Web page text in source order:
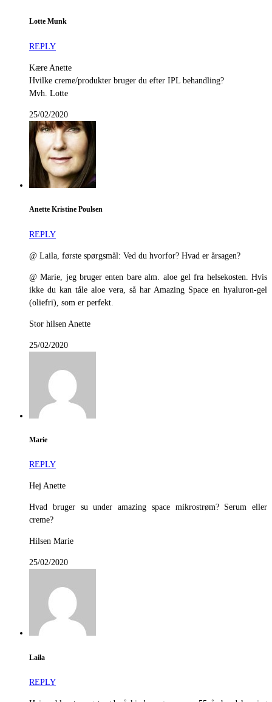
Lotte Munk
REPLY
Kære Anette
Hvilke creme/produkter bruger du efter IPL behandling?
Mvh. Lotte
25/02/2020
Anette Kristine Poulsen
REPLY
@ Laila, første spørgsmål: Ved du hvorfor? Hvad er årsagen?
@ Marie, jeg bruger enten bare alm. aloe gel fra helsekosten. Hvis
ikke du kan tåle aloe vera, så har Amazing Space en hyaluron-gel
(oliefri), som er perfekt.
Stor hilsen Anette
25/02/2020
Marie
REPLY
Hej Anette
Hvad bruger su under amazing space mikrostrøm? Serum eller
creme?
Hilsen Marie
25/02/2020
Laila
REPLY